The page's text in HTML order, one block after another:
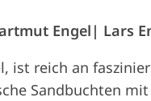
Engel
Lars
ist reich an
Sandbuchten